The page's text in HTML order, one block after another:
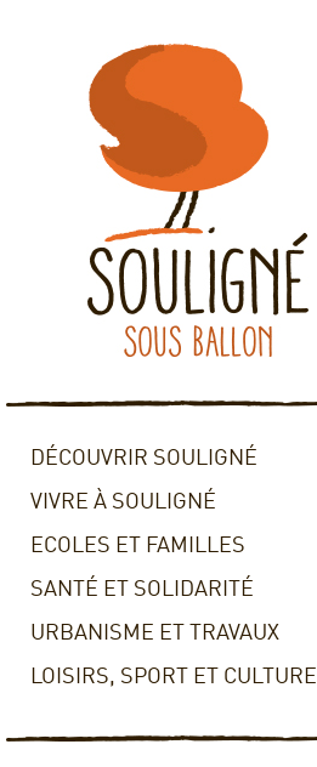
DÉCOUVRIR SOULIGNÉ
VIVRE À SOULIGNÉ
ECOLES ET FAMILLES
SANTÉ ET SOLIDARITÉ
URBANISME ET TRAVAUX
LOISIRS, SPORT ET CULTURE